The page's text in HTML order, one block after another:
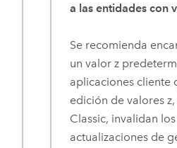
a las entidades con
Se recomienda
un valor z
aplicaciones cliente
edición de valores
Classic, invalidan
actualizaciones de